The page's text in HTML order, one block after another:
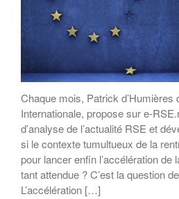
Chaque mois, Patrick d’Humières
Internationale, propose sur e-
d’analyse de l’actualité RSE et
si le contexte tumultueux de la
pour lancer enfin l’accélération de
tant attendue ? C’est la question
L’accélération […]